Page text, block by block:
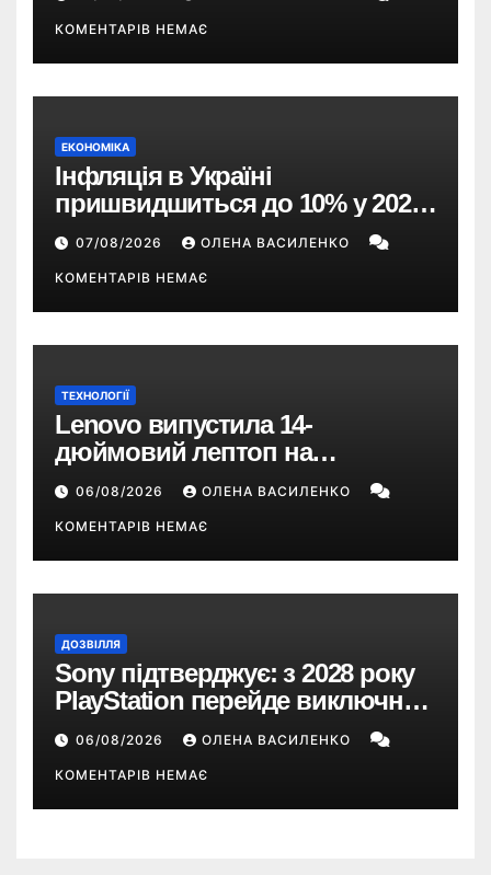
КОМЕНТАРІВ НЕМАЄ
ЕКОНОМІКА
Інфляція в Україні
пришвидшиться до 10% у 2026
році — прогноз НБУ
07/08/2026 ОЛЕНА ВАСИЛЕНКО
КОМЕНТАРІВ НЕМАЄ
ТЕХНОЛОГІЇ
Lenovo випустила 14-
дюймовий лептоп на
Snapdragon X2 з автономністю
понад 33 години
06/08/2026 ОЛЕНА ВАСИЛЕНКО
КОМЕНТАРІВ НЕМАЄ
ДОЗВІЛЛЯ
Sony підтверджує: з 2028 року
PlayStation перейде виключно
на цифрові ігри
06/08/2026 ОЛЕНА ВАСИЛЕНКО
КОМЕНТАРІВ НЕМАЄ